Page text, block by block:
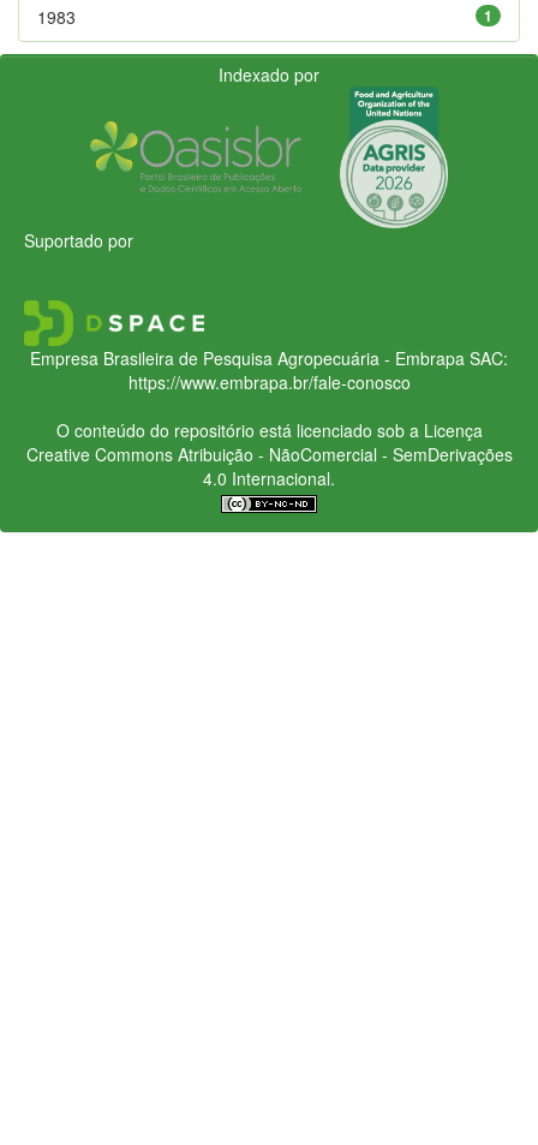
1
1983
Indexado por
Suportado por
Empresa Brasileira de Pesquisa Agropecuária - Embrapa SAC:
https://www.embrapa.br/fale-conosco
O conteúdo do repositório está licenciado sob a Licença
Creative CommonsAtribuição - NãoComercial - SemDerivações
4.0 Internacional.